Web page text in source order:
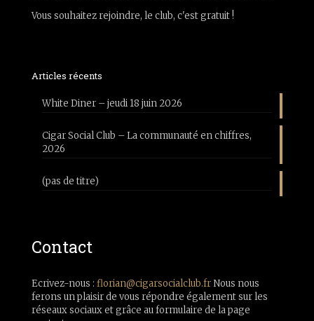
Vous souhaitez rejoindre, le club, c'est gratuit !
Articles récents
White Diner – jeudi 18 juin 2026
Cigar Social Club – La communauté en chiffres,
2026
(pas de titre)
Contact
Ecrivez-nous : florian@cigarsocialclub.frNous nous
ferons un plaisir de vous répondre également sur les
réseaux sociaux et grâce au formulaire de la page